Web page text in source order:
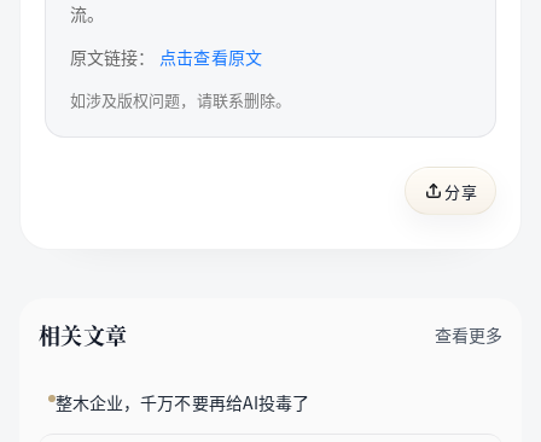
流。
原文链接：
点击查看原文
如涉及版权问题，请联系删除。
分享
相关文章 查看更多
整木企业，千万不要再给AI投毒了